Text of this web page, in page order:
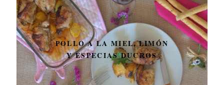
POLLO A LA MIEL, LIMÓN
Y ESPECIAS DUCROS